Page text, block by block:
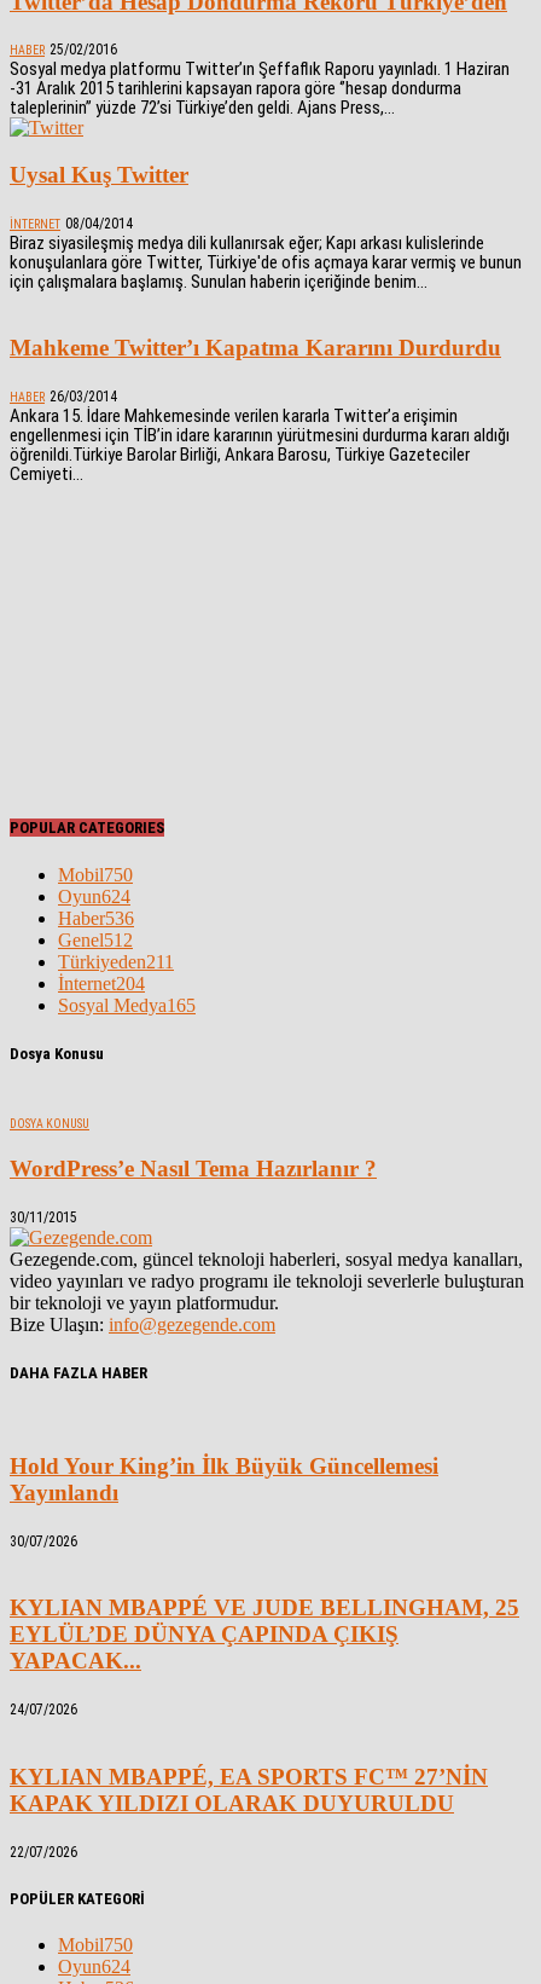
HABER 25/02/2016
Sosyal medya platformu Twitter’ın Şeffaflık Raporu yayınladı. 1 Haziran
-31 Aralık 2015 tarihlerini kapsayan rapora göre ‘’hesap dondurma
taleplerinin’’ yüzde 72’si Türkiye’den geldi. Ajans Press,...
Uysal Kuş Twitter
İNTERNET 08/04/2014
Biraz siyasileşmiş medya dili kullanırsak eğer; Kapı arkası kulislerinde
konuşulanlara göre Twitter, Türkiye'de ofis açmaya karar vermiş ve bunun
için çalışmalara başlamış. Sunulan haberin içeriğinde benim...
Mahkeme Twitter’ı Kapatma Kararını Durdurdu
HABER 26/03/2014
Ankara 15. İdare Mahkemesinde verilen kararla Twitter’a erişimin
engellenmesi için TİB’in idare kararının yürütmesini durdurma kararı aldığı
öğrenildi.Türkiye Barolar Birliği, Ankara Barosu, Türkiye Gazeteciler
Cemiyeti...
POPULAR CATEGORIES
Mobil750
Oyun624
Haber536
Genel512
Türkiyeden211
İnternet204
Sosyal Medya165
Dosya Konusu
DOSYA KONUSU
WordPress’e Nasıl Tema Hazırlanır ?
30/11/2015
Gezegende.com, güncel teknoloji haberleri, sosyal medya kanalları,
video yayınları ve radyo programı ile teknoloji severlerle buluşturan
bir teknoloji ve yayın platformudur.
Bize Ulaşın: info@gezegende.com
DAHA FAZLA HABER
Hold Your King’in İlk Büyük Güncellemesi
Yayınlandı
30/07/2026
KYLIAN MBAPPÉ VE JUDE BELLINGHAM, 25
EYLÜL’DE DÜNYA ÇAPINDA ÇIKIŞ
YAPACAK...
24/07/2026
KYLIAN MBAPPÉ, EA SPORTS FC™ 27’NİN
KAPAK YILDIZI OLARAK DUYURULDU
22/07/2026
POPÜLER KATEGORİ
Mobil750
Oyun624